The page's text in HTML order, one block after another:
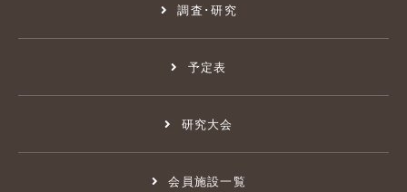
調査･研究
予定表
研究大会
会員施設一覧